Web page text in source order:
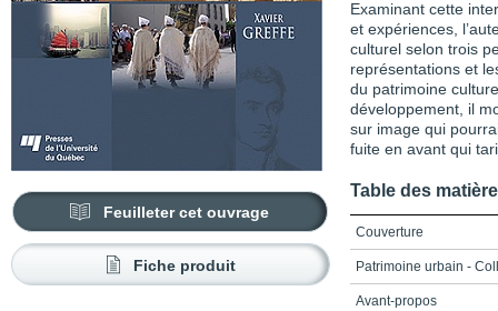
Feuilleter cet ouvrage
Fiche produit
Examinant cette
et expériences,
culturel selon trois
représentations et
du patrimoine
développement, il
sur image qui
fuite en avant qui
Table des
Couverture
Patrimoine urbain -
Avant-propos